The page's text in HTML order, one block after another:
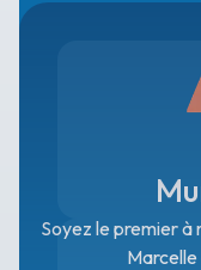
Soyez le premier à